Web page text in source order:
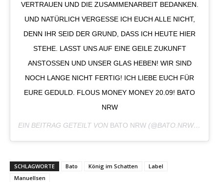
ERTRAUEN UND DIE ZUSAMMENARBEIT BEDANKEN. U
ND NATÜRLICH VERGESSE ICH EUCH ALLE NICHT, D
ENN IHR SEID DER GRUND, DASS ICH HEUTE HIER S
TEHE. LASST UNS AUF EINE GEILE ZUKUNFT A
NSTOSSEN UND UNSER GLAS HEBEN! WIR SIND NO
CH LANGE NICHT FERTIG! ICH LIEBE EUCH FÜR EU
RE GEDULD. FLOUS MONEY MONEY 20.09! BATO NR
W
EIN BEITRAG GETEILT VON BATO NRW (@BATO.NRW) AM
SCHLAGWORTE Bato König im Schatten
Label
Manuellsen